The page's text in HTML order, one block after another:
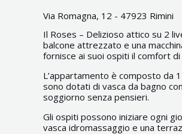
Via Romagna, 12 - 47923 Rimini
Il Roses – Delizioso attico su 2
balcone attrezzato e una
fornisce ai suoi ospiti il comfort
L’appartamento è composto da
sono dotati di vasca da bagno
soggiorno senza pensieri.
Gli ospiti possono iniziare ogni
vasca idromassaggio e una